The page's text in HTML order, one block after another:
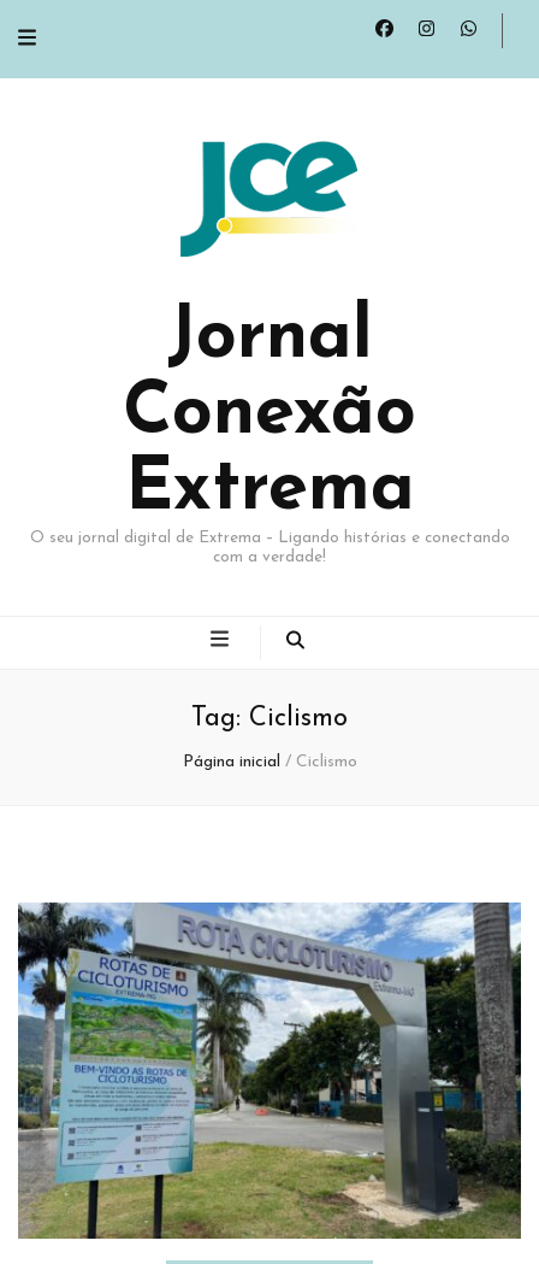
Jornal
Conexão
Extrema
O seu jornal digital de Extrema – Ligando histórias e conectando
com a verdade!
Tag: Ciclismo
Página inicial / Ciclismo